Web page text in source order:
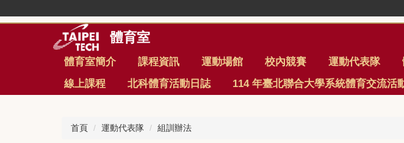
到
體育室
體育室簡介 課程資訊 運動場館 校內競賽 運動代表隊
線上課程
北科體育活動日誌 114 年臺北聯合大學系統體育交流活
首頁 運動代表隊 組訓辦法